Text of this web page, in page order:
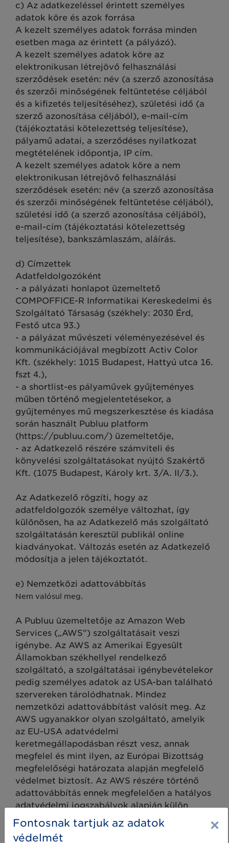
c) Az adatkezeléssel érintett személyes
adatok köre és azok forrása
A kezelt személyes adatok forrása minden
esetben maga az érintett (a pályázó).
A kezelt személyes adatok köre az
elektronikusan létrejövő felhasználási
szerződések esetén: név (a szerző azonosítása
és szerzői minőségének feltüntetése céljából
és a kifizetés teljesítéséhez), születési idő (a
szerző azonosítása céljából), e-mail-cím
(tájékoztatási kötelezettség teljesítése),
pályamű adatai, a szerződéses nyilatkozat
megtételének időpontja, IP cím.
A kezelt személyes adatok köre a nem
elektronikusan létrejövő felhasználási
szerződések esetén: név (a szerző azonosítása
és szerzői minőségének feltüntetése céljából),
születési idő (a szerző azonosítása céljából),
e-mail-cím (tájékoztatási kötelezettség
teljesítése), bankszámlaszám, aláírás.
d) Címzettek
Adatfeldolgozóként
- a pályázati honlapot üzemeltető
COMPOFFICE-R Informatikai Kereskedelmi és
Szolgáltató Társaság (székhely: 2030 Érd,
Festő utca 93.)
- a pályázat művészeti véleményezésével és
kommunikációjával megbízott Activ Color
Kft. (székhely: 1015 Budapest, Hattyú utca 16.
fszt 4.),
- a shortlist-es pályaművek gyűjteményes
műben történő megjelentetésekor, a
gyűjteményes mű megszerkesztése és kiadása
során használt Publuu platform
(https://publuu.com/) üzemeltetője,
- az Adatkezelő részére számviteli és
könyvelési szolgáltatásokat nyújtó Szakértő
Kft. (1075 Budapest, Károly krt. 3/A. II/3.).
Az Adatkezelő rögzíti, hogy az
adatfeldolgozók személye változhat, így
különösen, ha az Adatkezelő más szolgáltató
szolgáltatásán keresztül publikál online
kiadványokat. Változás esetén az Adatkezelő
módosítja a jelen tájékoztatót.
e) Nemzetközi adattovábbítás
Nem valósul meg.
A Publuu üzemeltetője az Amazon Web
Services („AWS”) szolgáltatásait veszi
igénybe. Az AWS az Amerikai Egyesült
Államokban székhellyel rendelkező
szolgáltató, a szolgáltatásai igénybevételekor
pedig személyes adatok az USA-ban található
szervereken tárolódhatnak. Mindez
nemzetközi adattovábbítást valósít meg. Az
AWS ugyanakkor olyan szolgáltató, amelyik
az EU-USA adatvédelmi
keretmegállapodásban részt vesz, annak
megfelel és mint ilyen, az Európai Bizottság
megfelelőségi határozata alapján megfelelő
védelmet biztosít. Az AWS részére történő
adattovábbítás ennek megfelelően a hatályos
adatvédelmi jogszabályok alapján külön
engedély nélkül is lehetséges.
Fontosnak tartjuk az adatok
védelmét
×